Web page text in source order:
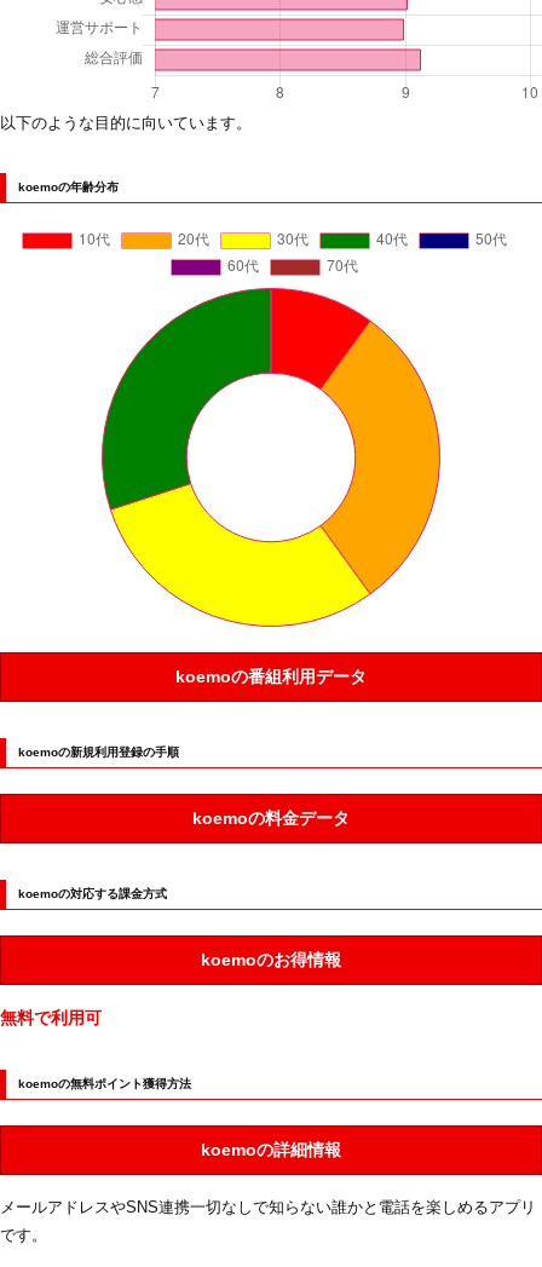
以下のような目的に向いています。
koemoの年齢分布
koemoの番組利用データ
koemoの新規利用登録の手順
koemoの料金データ
koemoの対応する課金方式
koemoのお得情報
無料で利用可
koemoの無料ポイント獲得方法
koemoの詳細情報
メールアドレスやSNS連携一切なしで知らない誰かと電話を楽しめるアプリ
です。